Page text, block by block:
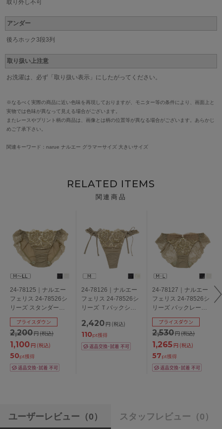
取り外し不可
アンダー
後ろホック3段3列
取り扱い上注意
お洗濯は、必ず「取り扱い表示」にしたがってください。
※なるべく実際の商品に近い色味を再現しておりますが、モニター等の条件により、画面上と
実物では色味が異なって見える場合がございます。
またレースやプリント柄の商品は、画像とは柄の位置等が異なる場合がございます。あらかじ
めご了承下さい。
関連キーワード：narue ナルエー グラマーサイズ 大きいサイズ
RELATED ITEMS
関連商品
24-78125｜ナルエー
フェリス 24-78526シ
リーズ スタンダード
ショーツ M/L/LL
2,200円(税込)
プライスダウン
1,100円 (税込)
50pt獲得
24-78126｜ナルエー
フェリス 24-78526シ
リーズ Ｔバックショ
2,420 円 (税込)
110pt獲得
24-78127｜ナルエー
フェリス 24-78526シ
リーズ バックレース
ショーツ M/L
2,530円(税込)
プライスダウン
1,265円 (税込)
57pt獲得
ユーザーレビュー （0） スタッフレビュー （0）